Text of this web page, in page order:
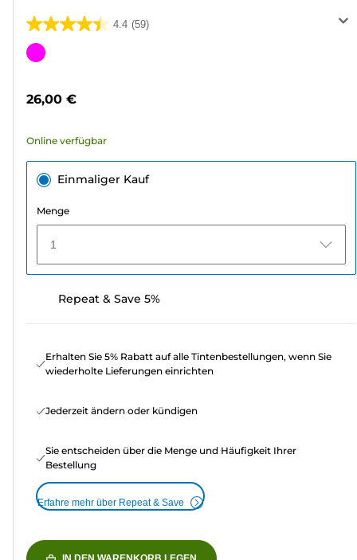
4.4 (59)
4.4
von
59
Farbpatrone
26,00 €
Online verfügbar
Einmaliger Kauf
Menge
1
Repeat & Save 5%
Erhalten Sie 5% Rabatt auf alle Tintenbestellungen, wenn Sie
wiederholte Lieferungen einrichten
Jederzeit ändern oder kündigen
Sie entscheiden über die Menge und Häufigkeit Ihrer
Bestellung
Erfahre mehr über Repeat & Save